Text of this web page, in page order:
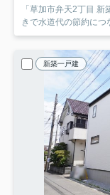
「草加市弁天2丁目
きで水道代の節約につ
新築一戸建